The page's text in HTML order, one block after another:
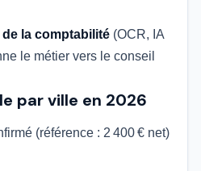
la comptabilité (OCR, IA
le métier vers le conseil
par ville en 2026
(référence : 2 400 € net)